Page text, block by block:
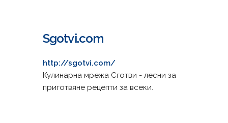
Sgotvi.com
http://sgotvi.com/
Кулинарна мрежа Сготви - лесни за
приготвяне рецепти за всеки.